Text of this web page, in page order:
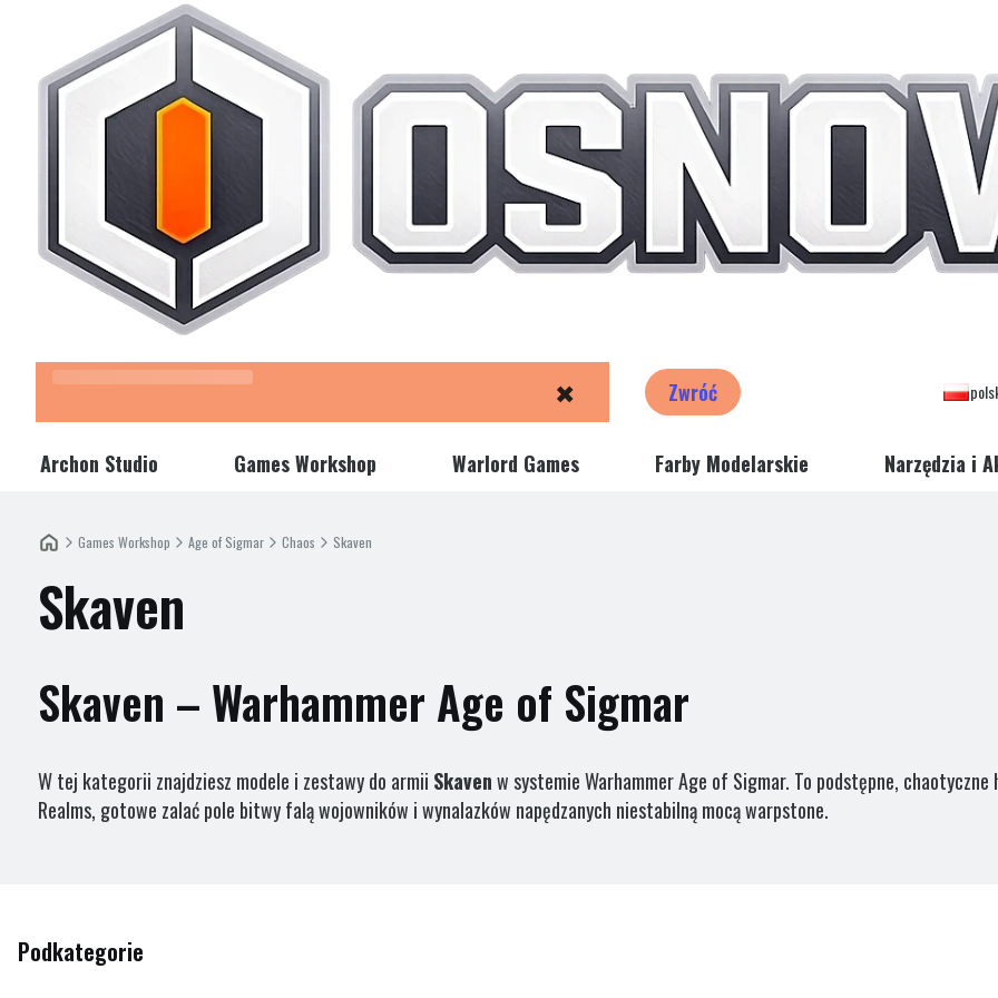
Z kodem "LATO" wpisanym w koszyku otrzymasz 3% rabatu. ✖ Zwróć
Archon Studio Games Workshop Warlord Games Farby Modelarskie Narzędzia i
Games Workshop Age of Sigmar Chaos Skaven
Skaven
Skaven – Warhammer Age of Sigmar
W tej kategorii znajdziesz modele i zestawy do armii Skavenw systemie Warhammer Age of Sigmar. To podstępne,
Realms, gotowe zalać pole bitwy falą wojowników i wynalazków napędzanych niestabilną mocą warpstone.
Podkategorie